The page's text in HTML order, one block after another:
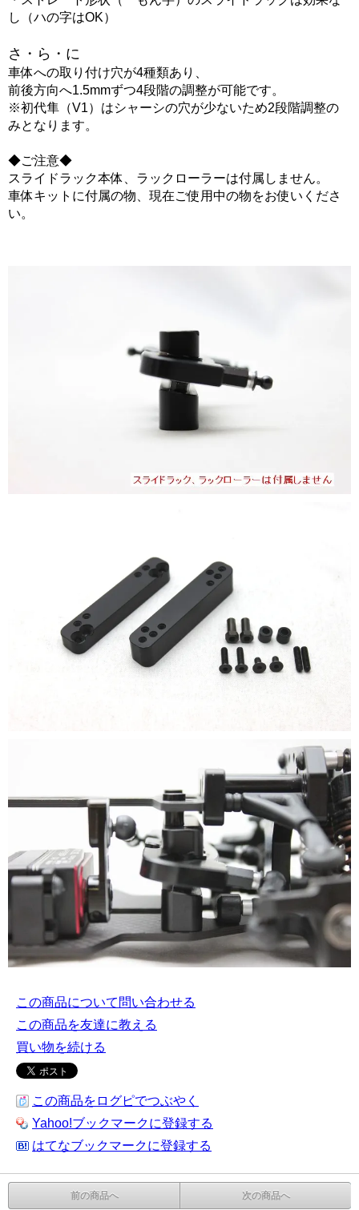
し（ハの字はOK）
さ・ら・に
車体への取り付け穴が4種類あり、
前後方向へ1.5mmずつ4段階の調整が可能です。
※初代隼（V1）はシャーシの穴が少ないため2段階調整の
みとなります。
◆ご注意◆
スライドラック本体、ラックローラーは付属しません。
車体キットに付属の物、現在ご使用中の物をお使いくださ
い。
この商品について問い合わせる
この商品を友達に教える
買い物を続ける
この商品をログピでつぶやく
Yahoo!ブックマークに登録する
はてなブックマークに登録する
前の商品へ 次の商品へ